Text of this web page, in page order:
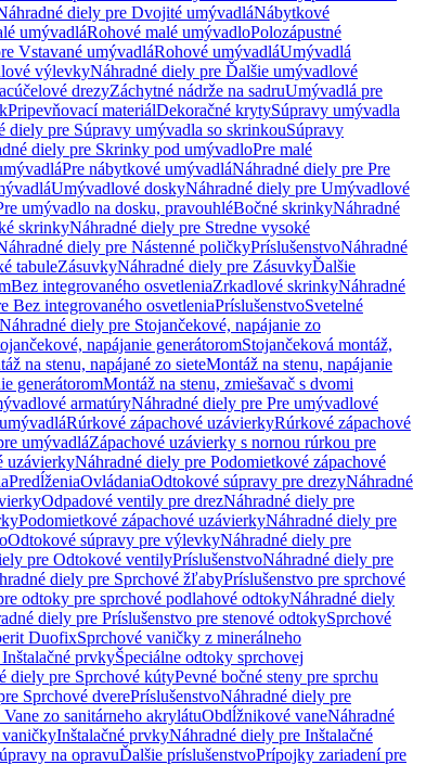
diely pre Dvojité umývadláNábytkové
umývadláRohové malé umývadloPolozápustné
Vstavané umývadláRohové umývadláUmývadlá
výlevkyNáhradné diely pre Ďalšie umývadlové
drezyZáchytné nádrže na sadruUmývadlá pre
Pripevňovací materiálDekoračné krytySúpravy umývadla
diely pre Súpravy umývadla so skrinkouSúpravy
diely pre Skrinky pod umývadloPre malé
Pre nábytkové umývadláNáhradné diely pre Pre
Umývadlové doskyNáhradné diely pre Umývadlové
umývadlo na dosku, pravouhléBočné skrinkyNáhradné
skrinkyNáhradné diely pre Stredne vysoké
diely pre Nástenné poličkyPríslušenstvoNáhradné
tabuleZásuvkyNáhradné diely pre ZásuvkyĎalšie
Bez integrovaného osvetleniaZrkadlové skrinkyNáhradné
Bez integrovaného osvetleniaPríslušenstvoSvetelné
Náhradné diely pre Stojančekové, napájanie zo
napájanie generátoromStojančeková montáž,
na stenu, napájané zo sieteMontáž na stenu, napájanie
generátoromMontáž na stenu, zmiešavač s dvomi
armatúryNáhradné diely pre Pre umývadlové
Rúrkové zápachové uzávierkyRúrkové zápachové
umývadláZápachové uzávierky s nornou rúrkou pre
uzávierkyNáhradné diely pre Podomietkové zápachové
PredĺženiaOvládaniaOdtokové súpravy pre drezyNáhradné
Odpadové ventily pre drezNáhradné diely pre
Podomietkové zápachové uzávierkyNáhradné diely pre
Odtokové súpravy pre výlevkyNáhradné diely pre
pre Odtokové ventilyPríslušenstvoNáhradné diely pre
diely pre Sprchové žľabyPríslušenstvo pre sprchové
odtoky pre sprchové podlahové odtokyNáhradné diely
diely pre Príslušenstvo pre stenové odtokySprchové
DuofixSprchové vaničky z minerálneho
prvkyŠpeciálne odtoky sprchovej
diely pre Sprchové kútyPevné bočné steny pre sprchu
Sprchové dverePríslušenstvoNáhradné diely pre
zo sanitárneho akrylátuObdĺžnikové vaneNáhradné
vaničkyInštalačné prvkyNáhradné diely pre Inštalačné
na opravuĎalšie príslušenstvoPrípojky zariadení pre